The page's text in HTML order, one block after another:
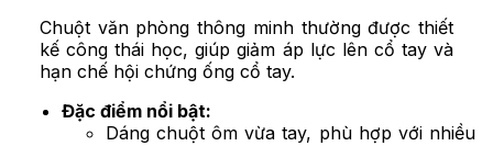
Chuột văn phòng thông minh thường được thiết
kế công thái học, giúp giảm áp lực lên cổ tay và
hạn chế hội chứng ống cổ tay.
Đặc điểm nổi bật:
Dáng chuột ôm vừa tay, phù hợp với nhiều